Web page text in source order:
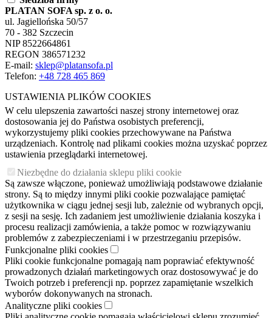
PLATAN SOFA sp. z o. o.
ul. Jagiellońska 50/57
70 - 382 Szczecin
NIP 8522664861
REGON 386571232
E-mail: sklep@platansofa.pl
Telefon: +48 728 465 869
USTAWIENIA PLIKÓW COOKIES
W celu ulepszenia zawartości naszej strony internetowej oraz
dostosowania jej do Państwa osobistych preferencji,
wykorzystujemy pliki cookies przechowywane na Państwa
urządzeniach. Kontrolę nad plikami cookies można uzyskać poprzez
ustawienia przeglądarki internetowej.
Niezbędne do działania sklepu pliki cookie
Są zawsze włączone, ponieważ umożliwiają podstawowe działanie
strony. Są to między innymi pliki cookie pozwalające pamiętać
użytkownika w ciągu jednej sesji lub, zależnie od wybranych opcji,
z sesji na sesję. Ich zadaniem jest umożliwienie działania koszyka i
procesu realizacji zamówienia, a także pomoc w rozwiązywaniu
problemów z zabezpieczeniami i w przestrzeganiu przepisów.
Funkcjonalne pliki cookies
Pliki cookie funkcjonalne pomagają nam poprawiać efektywność
prowadzonych działań marketingowych oraz dostosowywać je do
Twoich potrzeb i preferencji np. poprzez zapamiętanie wszelkich
wyborów dokonywanych na stronach.
Analityczne pliki cookies